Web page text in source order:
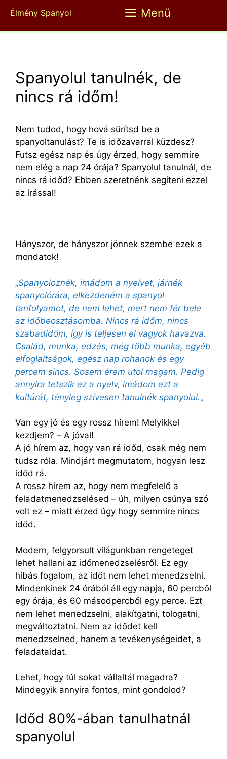
Kilépés
tartalomba
Élmény Spanyol Menü
Spanyolul tanulnék, de
nincs rá időm!
Nem tudod, hogy hová sűrítsd be a
spanyoltanulást? Te is időzavarral küzdesz?
Futsz egész nap és úgy érzed, hogy semmire
nem elég a nap 24 órája? Spanyolul tanulnál, de
nincs rá időd? Ebben szeretnénk segíteni ezzel
az írással!
Hányszor, de hányszor jönnek szembe ezek a
mondatok!
„Spanyoloznék, imádom a nyelvet, járnék
spanyolórára, elkezdeném a spanyol
tanfolyamot, de nem lehet, mert nem fér bele
az időbeosztásomba. Nincs rá időm, nincs
szabadidőm, így is teljesen el vagyok havazva.
Család, munka, edzés, még több munka, egyéb
elfoglaltságok, egész nap rohanok és egy
percem sincs. Sosem érem utol magam. Pedig
annyira tetszik ez a nyelv, imádom ezt a
kultúrát, tényleg szívesen tanulnék spanyolul.„
Van egy jó és egy rossz hírem! Melyikkel
kezdjem? – A jóval!
A jó hírem az, hogy van rá időd, csak még nem
tudsz róla. Mindjárt megmutatom, hogyan lesz
időd rá.
A rossz hírem az, hogy nem megfelelő a
feladatmenedzselésed – úh, milyen csúnya szó
volt ez – miatt érzed úgy hogy semmire nincs
időd.
Modern, felgyorsult világunkban rengeteget
lehet hallani az időmenedzselésről. Ez egy
hibás fogalom, az időt nem lehet menedzselni.
Mindenkinek 24 órából áll egy napja, 60 percből
egy órája, és 60 másodpercből egy perce. Ezt
nem lehet menedzselni, alakítgatni, tologatni,
megváltoztatni. Nem az idődet kell
menedzselned, hanem a tevékenységeidet, a
feladataidat.
Lehet, hogy túl sokat vállaltál magadra?
Mindegyik annyira fontos, mint gondolod?
Időd 80%-ában tanulhatnál
spanyolul